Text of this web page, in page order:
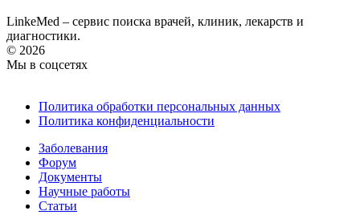
LinkeMed – сервис поиска врачей, клиник, лекарств и
диагностики.
© 2026
Мы в соцсетях
Политика обработки персональных данных
Политика конфиденциальности
Заболевания
Форум
Документы
Научные работы
Статьи